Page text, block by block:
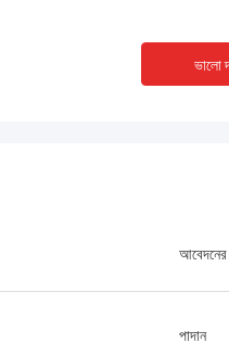
ভালো
আবেদনের
পাদান